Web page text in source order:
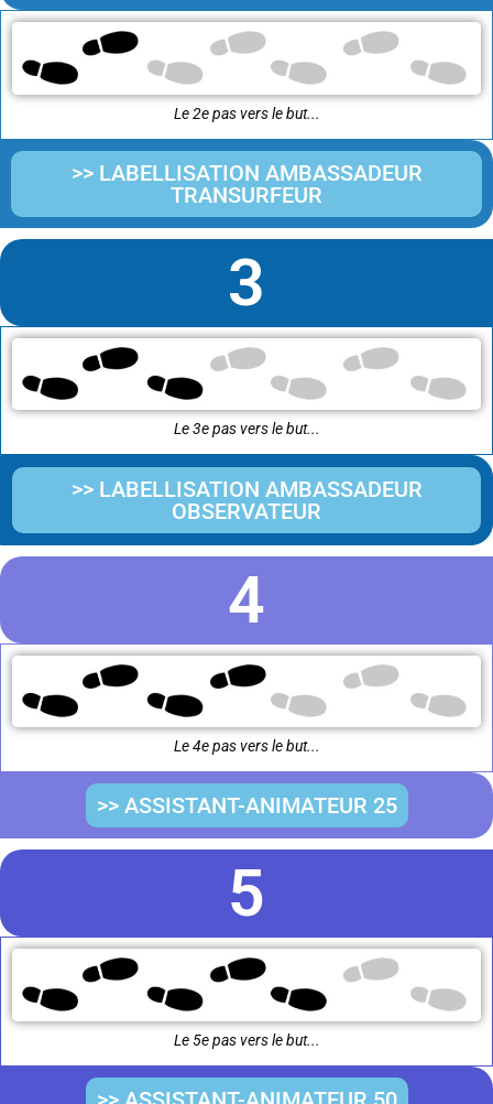
Le 2e pas vers le but...
>> LABELLISATION AMBASSADEUR
TRANSURFEUR
3
Le 3e pas vers le but...
>> LABELLISATION AMBASSADEUR
OBSERVATEUR
4
Le 4e pas vers le but...
>> ASSISTANT-ANIMATEUR 25
5
Le 5e pas vers le but...